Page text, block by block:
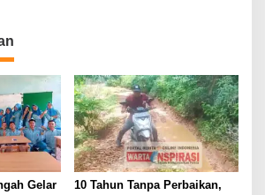
Gelar
10 Tahun Tanpa Perbaikan,